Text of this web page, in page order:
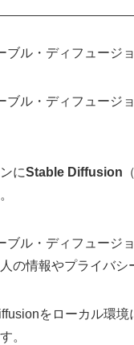
ブル・ディフュージ
ブル・ディフュージ
にStable Diffusion
ブル・ディフュージ
の情報やプライバシ
をローカル環
。